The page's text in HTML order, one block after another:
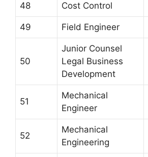
48 Cost Control
49 Field Engineer
50
Junior Counsel
Legal Business
Development
51
Mechanical
Engineer
52
Mechanical
Engineering